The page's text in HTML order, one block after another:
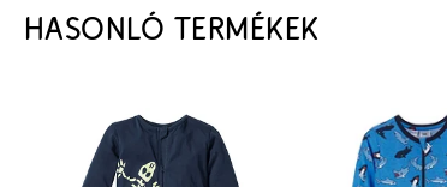
HASONLÓ TERMÉKEK